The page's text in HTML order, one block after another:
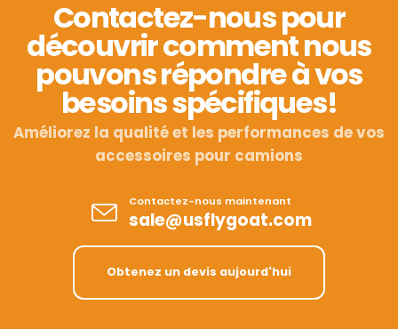
Contactez-nous pour
découvrir comment nous
pouvons répondre à vos
besoins spécifiques!
Améliorez la qualité et les performances de vos
accessoires pour camions
Contactez-nous maintenant
sale@usflygoat.com
Obtenez un devis aujourd'hui